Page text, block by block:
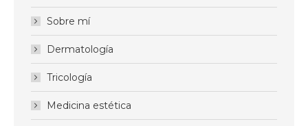
Sobre mí
Dermatología
Tricología
Medicina estética